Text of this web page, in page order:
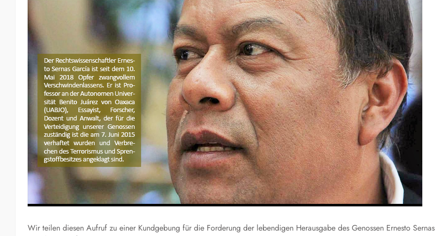
Wir teilen diesen Aufruf zu einer Kundgebung für die Forderung der lebendigen Herausgabe des Genossen Ernesto Sernas